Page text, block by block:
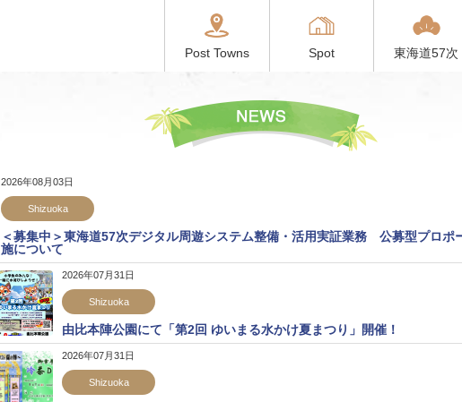
Post Towns Spot 東海道57次
2026年08月03日
Shizuoka
＜募集中＞東海道57次デジタル周遊システム整備・活用実証業務 公募型プロポ
施について
2026年07月31日
Shizuoka
由比本陣公園にて「第2回 ゆいまる水かけ夏まつり」開催！
2026年07月31日
Shizuoka